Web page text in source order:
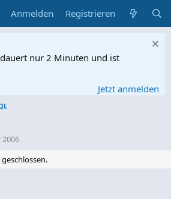
Anmelden Registrieren
dauert nur 2 Minuten und ist
Jetzt anmelden
2006